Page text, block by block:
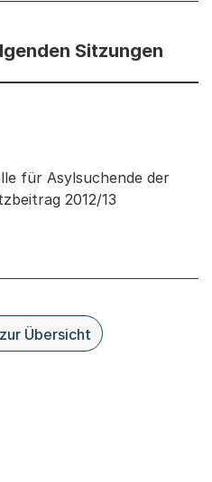
Sitzungen
Sitzungen: Informationen
für Asylsuchende der
2012/13
Übersicht